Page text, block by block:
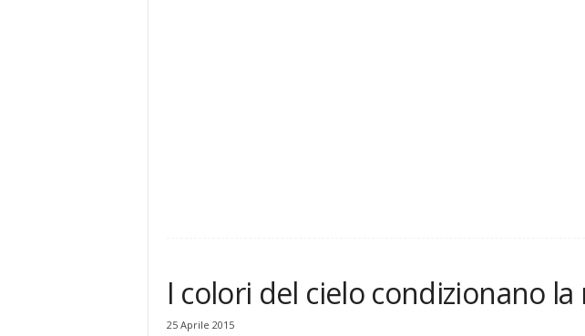
I colori del cielo condizionano
25 Aprile 2015